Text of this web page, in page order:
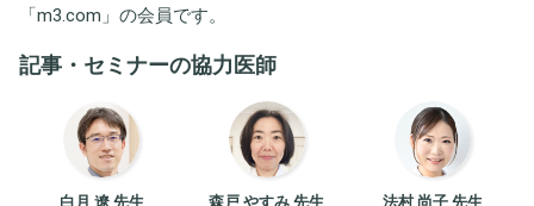
「m3.com 」の会員です。
記事・セミナーの協力医師
白月 遼 先生 森戸 やすみ 先生 法村 尚子 先生